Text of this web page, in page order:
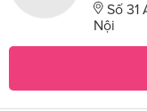
Số 31
Nội